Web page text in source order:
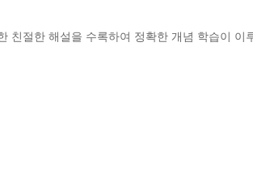
친절한 해설을 수록하여 정확한 개념 학습이